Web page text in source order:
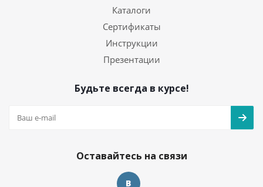
Каталоги
Сертификаты
Инструкции
Презентации
Будьте всегда в курсе!
Оставайтесь на связи